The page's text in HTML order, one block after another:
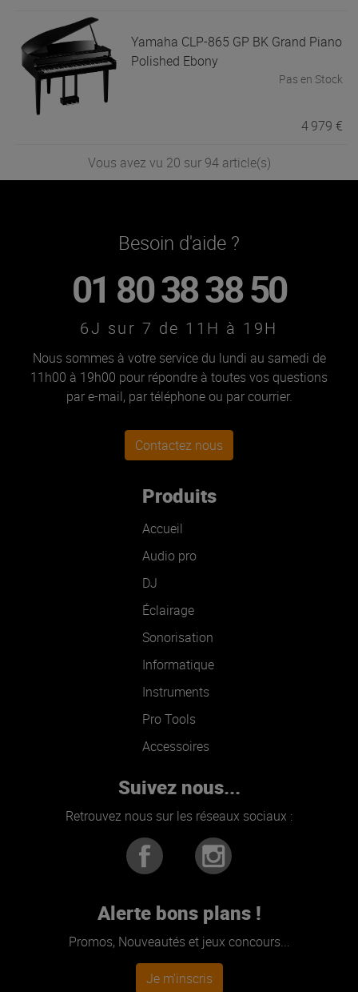
Yamaha CLP-865 GP BK Grand Piano
Polished Ebony
Pas en Stock
4 979 €
Vous avez vu 20 sur 94 article(s)
Besoin d'aide ?
01 80 38 38 50
6J sur 7 de 11H à 19H
Nous sommes à votre service du lundi au samedi de
11h00 à 19h00 pour répondre à toutes vos questions
par e-mail, par téléphone ou par courrier.
Contactez nous
Produits
Accueil
Audio pro
DJ
Éclairage
Sonorisation
Informatique
Instruments
Pro Tools
Accessoires
Suivez nous...
Retrouvez nous sur les réseaux sociaux :
Alerte bons plans !
Promos, Nouveautés et jeux concours...
Je m'inscris